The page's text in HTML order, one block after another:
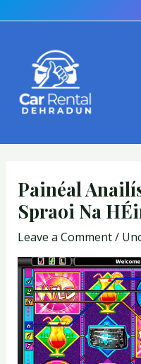
Painéal
Spraoi Na
Leave a Comment/